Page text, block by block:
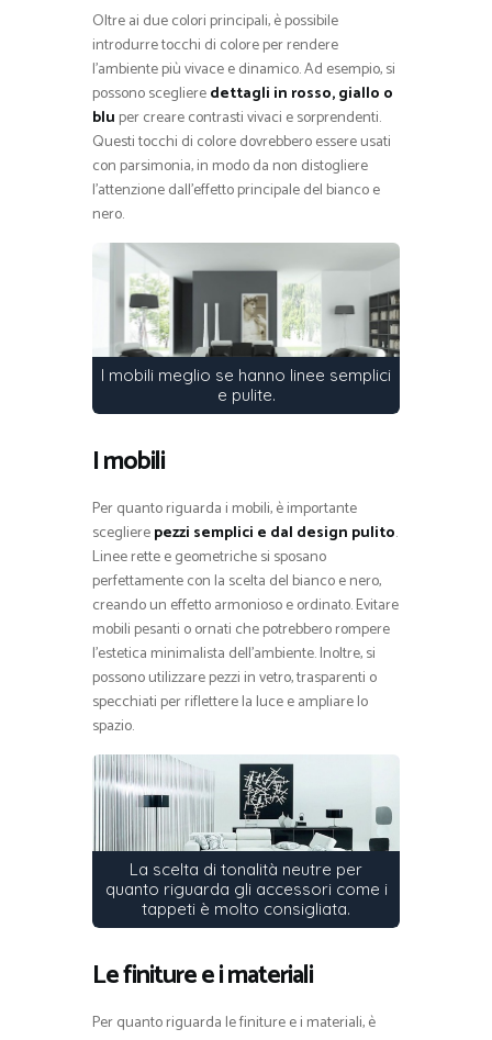
Oltre ai due colori principali, è possibile
introdurre tocchi di colore per rendere
l’ambiente più vivace e dinamico. Ad esempio, si
possono sceglieredettagli in rosso, giallo o
blu per creare contrasti vivaci e sorprendenti.
Questi tocchi di colore dovrebbero essere usati
con parsimonia, in modo da non distogliere
l’attenzione dall’effetto principale del bianco e
nero.
I mobili meglio se hanno linee semplici
e pulite.
I mobili
Per quanto riguarda i mobili, è importante
sceglierepezzi semplici e dal design pulito.
Linee rette e geometriche si sposano
perfettamente con la scelta del bianco e nero,
creando un effetto armonioso e ordinato. Evitare
mobili pesanti o ornati che potrebbero rompere
l’estetica minimalista dell’ambiente. Inoltre, si
possono utilizzare pezzi in vetro, trasparenti o
specchiati per riflettere la luce e ampliare lo
spazio.
La scelta di tonalità neutre per
quanto riguarda gli accessori come i
tappeti è molto consigliata.
Le finiture e i materiali
Per quanto riguarda le finiture e i materiali, è